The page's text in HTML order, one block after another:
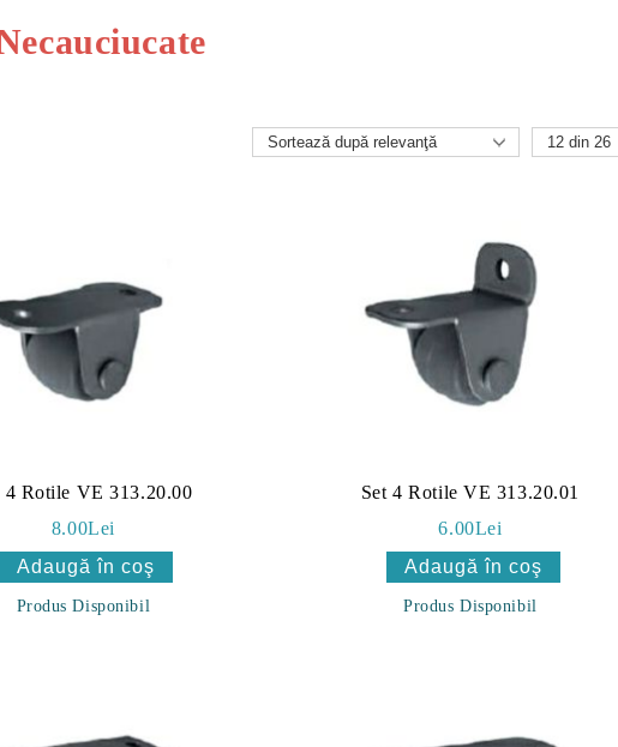
4 Rotile VE 313.20.00
8.00Lei
Produs Disponibil
Set 4 Rotile VE 313.20.01
6.00Lei
Produs Disponibil